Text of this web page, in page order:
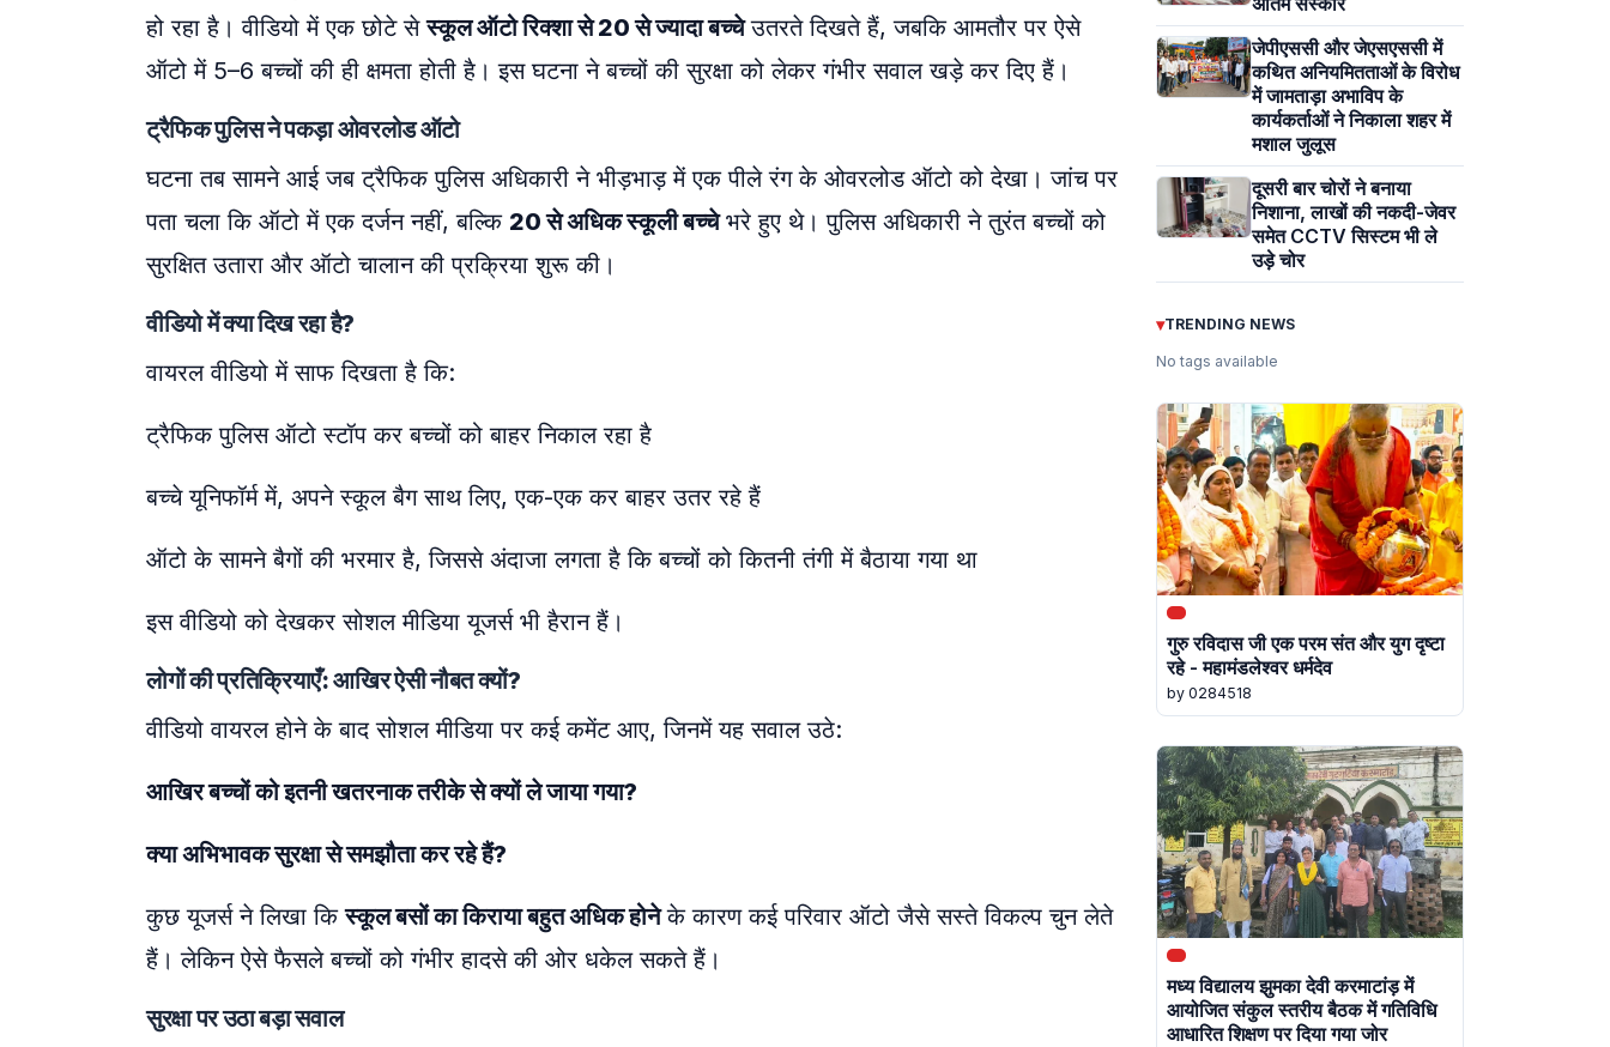
हो रहा है। वीडियो में एक छोटे सेस्कूल ऑटो रिक्शा से 20 से ज्यादा बच्चेउतरते दिखते हैं, जबकि आमतौर पर ऐसे
ऑटो में 5–6 बच्चों की ही क्षमता होती है। इस घटना ने बच्चों की सुरक्षा को लेकर गंभीर सवाल खड़े कर दिए हैं।
ट्रैफिक पुलिस ने पकड़ा ओवरलोड ऑटो
घटना तब सामने आई जब ट्रैफिक पुलिस अधिकारी ने भीड़भाड़ में एक पीले रंग के ओवरलोड ऑटो को देखा। जांच पर
पता चला कि ऑटो में एक दर्जन नहीं, बल्कि 20 से अधिक स्कूली बच्चेभरे हुए थे। पुलिस अधिकारी ने तुरंत बच्चों को
सुरक्षित उतारा और ऑटो चालान की प्रक्रिया शुरू की।
वीडियो में क्या दिख रहा है?
वायरल वीडियो में साफ दिखता है कि:
ट्रैफिक पुलिस ऑटो स्टॉप कर बच्चों को बाहर निकाल रहा है
बच्चे यूनिफॉर्म में, अपने स्कूल बैग साथ लिए, एक-एक कर बाहर उतर रहे हैं
ऑटो के सामने बैगों की भरमार है, जिससे अंदाजा लगता है कि बच्चों को कितनी तंगी में बैठाया गया था
इस वीडियो को देखकर सोशल मीडिया यूजर्स भी हैरान हैं।
लोगों की प्रतिक्रियाएँ: आखिर ऐसी नौबत क्यों?
वीडियो वायरल होने के बाद सोशल मीडिया पर कई कमेंट आए, जिनमें यह सवाल उठे:
आखिर बच्चों को इतनी खतरनाक तरीके से क्यों ले जाया गया?
क्या अभिभावक सुरक्षा से समझौता कर रहे हैं?
कुछ यूजर्स ने लिखा किस्कूल बसों का किराया बहुत अधिक होनेके कारण कई परिवार ऑटो जैसे सस्ते विकल्प चुन लेते
हैं। लेकिन ऐसे फैसले बच्चों को गंभीर हादसे की ओर धकेल सकते हैं।
सुरक्षा पर उठा बड़ा सवाल
जेपीएससी और जेएसएससी में
कथित अनियमितताओं के विरोध
में जामताड़ा अभाविप के
कार्यकर्ताओं ने निकाला शहर में
मशाल जुलूस
दूसरी बार चोरों ने बनाया
निशाना, लाखों की नकदी-जेवर
समेत CCTV सिस्टम भी ले
उड़े चोर
▾TRENDING NEWS
No tags available
गुरु रविदास जी एक परम संत और युग दृष्टा
रहे - महामंडलेश्वर धर्मदेव
by 0284518
मध्य विद्यालय झुमका देवी करमाटांड़ में
आयोजित संकुल स्तरीय बैठक में गतिविधि
आधारित शिक्षण पर दिया गया जोर